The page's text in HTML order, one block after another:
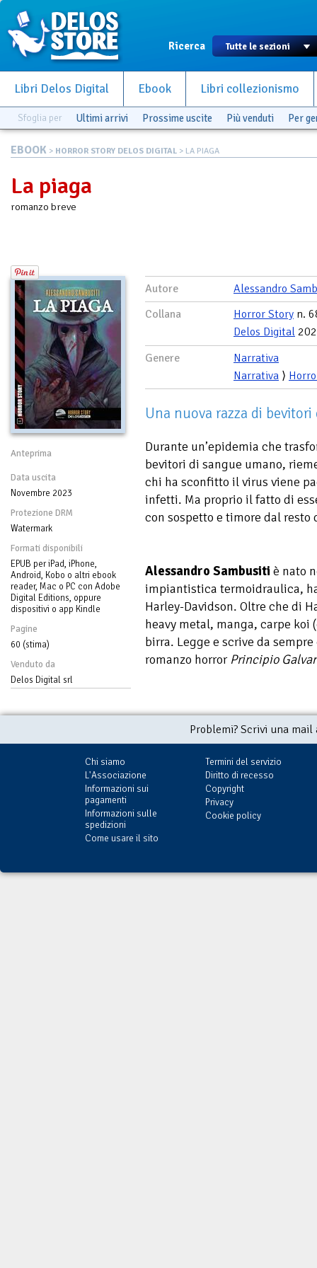
Ricerca
Libri Delos Digital Ebook Libri collezionismo
Sfoglia per Ultimi arrivi Prossime uscite Più venduti Per
EBOOK > HORROR STORY DELOS DIGITAL > LA PIAGA
La piaga
romanzo breve
Anteprima
Data uscita
Novembre 2023
Protezione DRM
Watermark
Formati disponibili
EPUB per iPad, iPhone,
Android, Kobo o altri ebook
reader, Mac o PC con Adobe
Digital Editions, oppure
dispositivi o app Kindle
Pagine
60 (stima)
Venduto da
Delos Digital srl
Autore
Alessandro
Collana
Horror Story n.
Delos Digital
Genere
Narrativa
Narrativa ⟩
Una nuova razza di
Durante un’epidemia che
bevitori di sangue umano,
chi ha sconfitto il virus viene
infetti. Ma proprio il fatto di
con sospetto e timore dal resto
Alessandro Sambusiti è nato
impiantistica termoidraulica,
Harley-Davidson. Oltre che di
heavy metal, manga, carpe
birra. Legge e scrive da
romanzo horror Principio
Problemi? Scrivi una
Chi siamo
L'Associazione
Informazioni sui
pagamenti
Informazioni sulle
spedizioni
Come usare il sito
Termini del servizio
Diritto di recesso
Copyright
Privacy
Cookie policy